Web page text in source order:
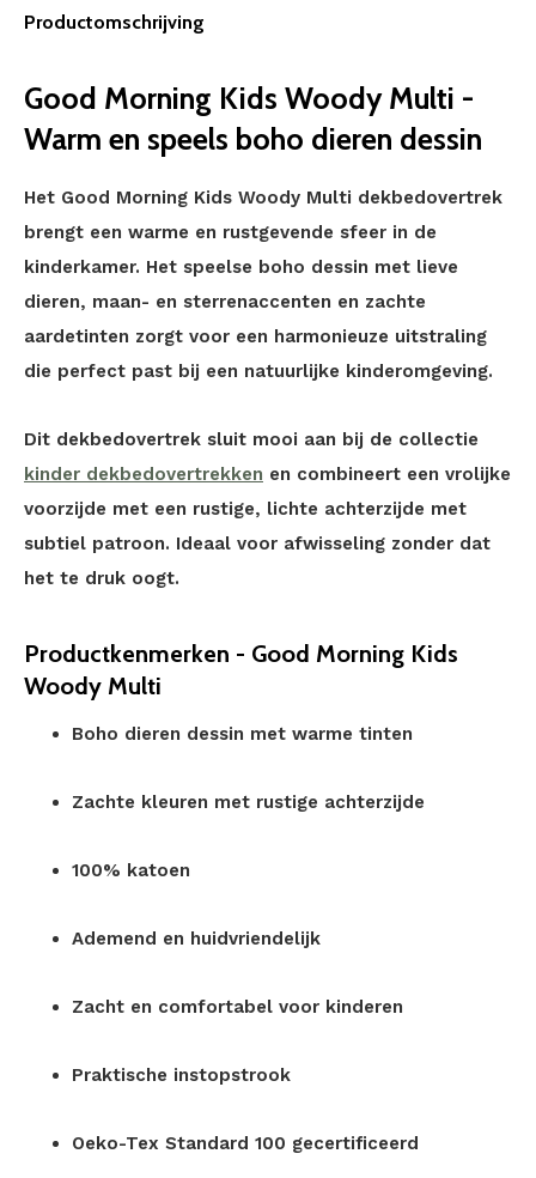
Productomschrijving
Good Morning Kids Woody Multi -
Warm en speels boho dieren dessin
Het Good Morning Kids Woody Multi dekbedovertrek
brengt een warme en rustgevende sfeer in de
kinderkamer. Het speelse boho dessin met lieve
dieren, maan- en sterrenaccenten en zachte
aardetinten zorgt voor een harmonieuze uitstraling
die perfect past bij een natuurlijke kinderomgeving.
Dit dekbedovertrek sluit mooi aan bij de collectie
kinder dekbedovertrekken en combineert een vrolijke
voorzijde met een rustige, lichte achterzijde met
subtiel patroon. Ideaal voor afwisseling zonder dat
het te druk oogt.
Productkenmerken - Good Morning Kids
Woody Multi
Boho dieren dessin met warme tinten
Zachte kleuren met rustige achterzijde
100% katoen
Ademend en huidvriendelijk
Zacht en comfortabel voor kinderen
Praktische instopstrook
Oeko-Tex Standard 100 gecertificeerd